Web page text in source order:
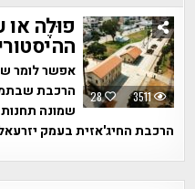
28 3511
פוּלֶה
אפשר לומר
הרכבת
שמונה
הרכבת החיג'אזית בעמק